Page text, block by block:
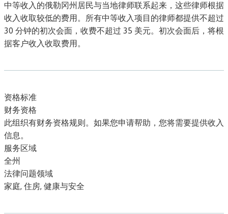
中等收入的俄勒冈州居民与当地律师联系起来，这些律师根据
收入收取较低的费用。所有中等收入项目的律师都提供不超过
30 分钟的初次会面，收费不超过 35 美元。初次会面后，将根
据客户收入收取费用。
资格标准
财务资格
此组织有财务资格规则。如果您申请帮助，您将需要提供收入
信息。
服务区域
全州
法律问题领域
家庭, 住房, 健康与安全